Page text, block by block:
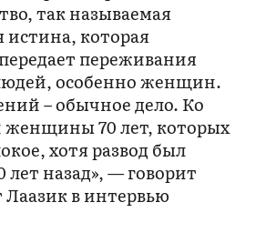
так называемая
которая
переживания
особенно женщин.
– обычное дело. Ко
70 лет, которых
хотя развод был
назад», — говорит
Лаазик в интервью